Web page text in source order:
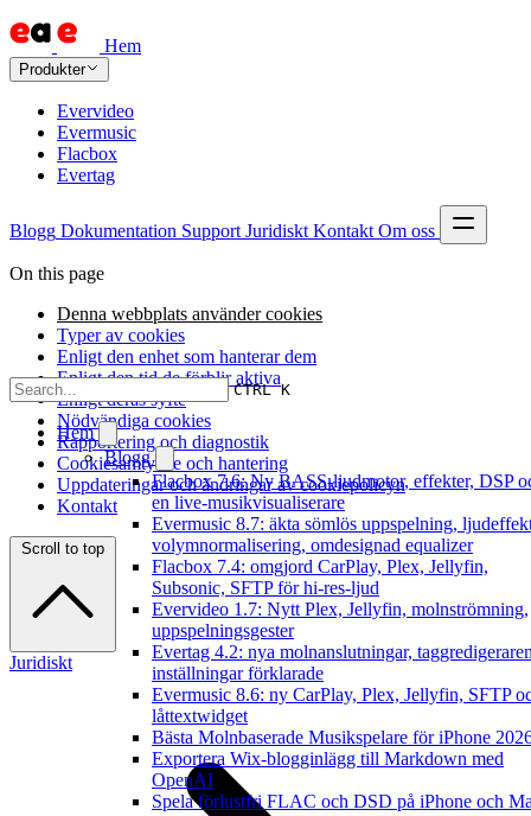
Hem
Produkter
Evervideo
Evermusic
Flacbox
Evertag
Blogg Dokumentation Support Juridiskt Kontakt Om oss
CTRL K
Hem
Blogg
Flacbox 7.6: Ny BASS-ljudmotor, effekter, DSP
en live-musikvisualiserare
Evermusic 8.7: äkta sömlös uppspelning,
volymnormalisering, omdesignad equalizer
Flacbox 7.4: omgjord CarPlay, Plex, Jellyfin,
Subsonic, SFTP för hi-res-ljud
Evervideo 1.7: Nytt Plex, Jellyfin, molnströmning,
uppspelningsgester
Evertag 4.2: nya molnanslutningar,
inställningar förklarade
Evermusic 8.6: ny CarPlay, Plex, Jellyfin, SFTP
låttextwidget
Bästa Molnbaserade Musikspelare för iPhone
Exportera Wix-blogginlägg till Markdown med
OpenAI
Spela förlustfri FLAC och DSD på iPhone och
On this page
Denna webbplats använder cookies
Typer av cookies
Enligt den enhet som hanterar dem
Enligt den tid de förblir aktiva
Enligt deras syfte
Nödvändiga cookies
Rapportering och diagnostik
Cookiesamtycke och hantering
Uppdateringar och ändringar av cookiepolicyn
Kontakt
Scroll to top
Juridiskt